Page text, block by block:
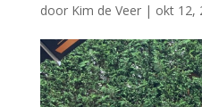
door Kim de Veer| okt 12,